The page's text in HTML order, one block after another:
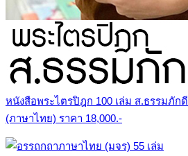
หนังสือพระไตรปิฎก 100 เล่ม ส.ธรรมภักดี
(ภาษาไทย) ราคา 18,000.-